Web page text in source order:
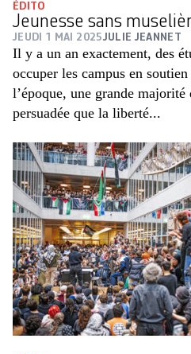
ÉDITO
Jeunesse sans
JEUDI 1 MAI 2025JULIE JEANNET
Il y a un an exactement, des
occuper les campus en
l’époque, une grande majorité
persuadée que la liberté...